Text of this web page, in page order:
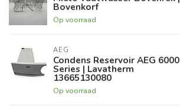
Bovenkorf
Op voorraad
AEG
Condens Reservoir AEG 6000
Series | Lavatherm
13665130080
Op voorraad